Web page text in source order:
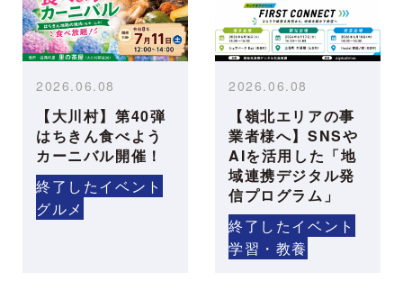
【大川村】第40弾
はちきん食べよう
カーニバル開催！
2026.06.08
終了したイベント
グルメ
【嶺北エリアの事
業者様へ】SNSや
AIを活用した「地
域連携デジタル発
信プログラム」
2026.06.08
終了したイベント
学習・教養